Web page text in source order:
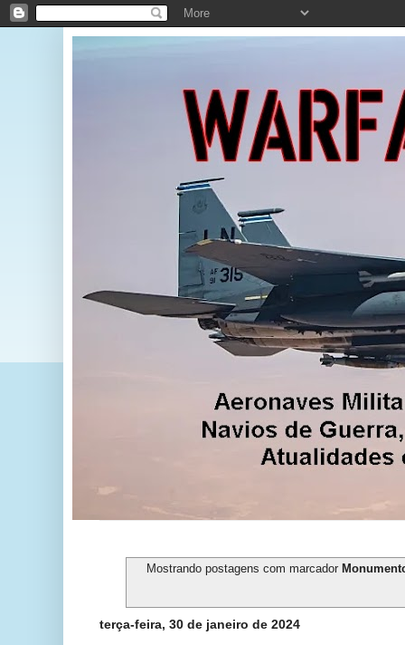
Mostrando postagens com marcador
terça-feira, 30 de janeiro de 2024